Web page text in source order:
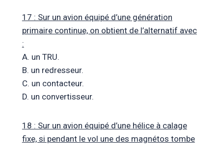
17 : Sur un avion équipé d’une génération
primaire continue, on obtient de l’alternatif avec
:
A. un TRU.
B. un redresseur.
C. un contacteur.
D. un convertisseur.
18 : Sur un avion équipé d’une hélice à calage
fixe, si pendant le vol une des magnétos tombe